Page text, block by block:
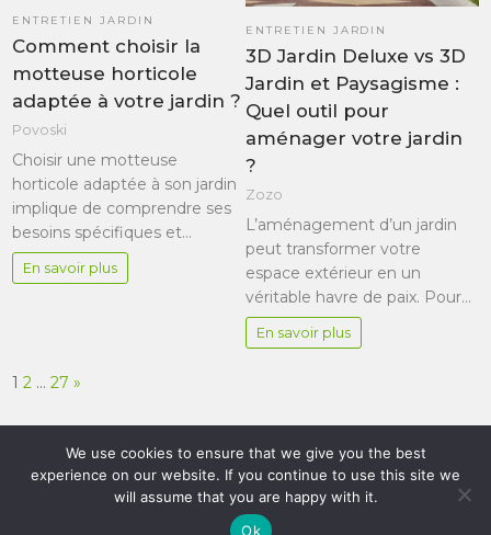
ENTRETIEN JARDIN
Comment choisir la
motteuse horticole
adaptée à votre jardin ?
Povoski
Choisir une motteuse
horticole adaptée à son jardin
implique de comprendre ses
besoins spécifiques et…
En savoir plus
ENTRETIEN JARDIN
3D Jardin Deluxe vs 3D
Jardin et Paysagisme :
Quel outil pour
aménager votre jardin
?
Zozo
L’aménagement d’un jardin
peut transformer votre
espace extérieur en un
véritable havre de paix. Pour…
En savoir plus
Page:
1 2 … 27 Next
»
Le blog pour les passionnés du jardin et de son
We use cookies to ensure that we give you the best
experience on our website. If you continue to use this site we
will assume that you are happy with it.
Ok